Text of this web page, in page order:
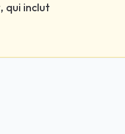
, qui inclut